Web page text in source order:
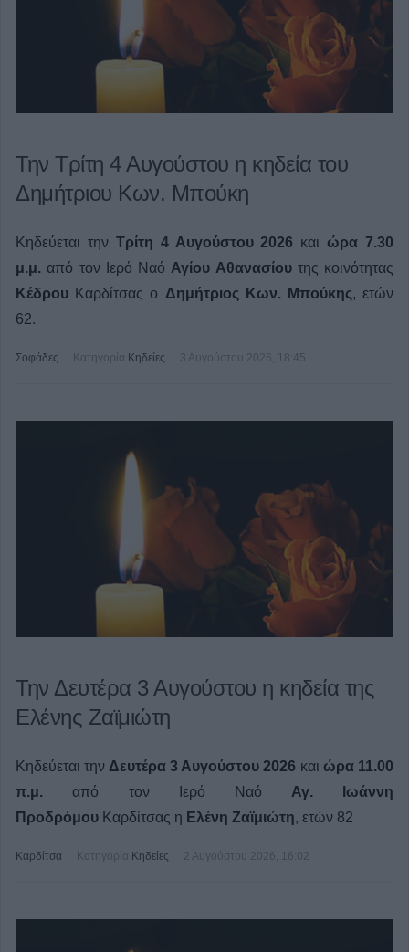
Την Τρίτη 4 Αυγούστου η κηδεία του
Δημήτριου Κων. Μπούκη
Κηδεύεται την Τρίτη 4 Αυγούστου 2026 και ώρα 7.30
μ.μ. από τον Ιερό Ναό Αγίου Αθανασίου της κοινότητας
Κέδρου Καρδίτσας ο Δημήτριος Κων. Μπούκης, ετών
62.
Σοφάδες Κατηγορία Κηδείες 3 Αυγούστου 2026, 18:45
Την Δευτέρα 3 Αυγούστου η κηδεία της
Ελένης Ζαϊμιώτη
Κηδεύεται την Δευτέρα 3 Αυγούστου 2026 και ώρα 11.00
π.μ. από τον Ιερό Ναό Αγ. Ιωάννη
Προδρόμου Καρδίτσας η Ελένη Ζαϊμιώτη, ετών 82
Καρδίτσα Κατηγορία Κηδείες 2 Αυγούστου 2026, 16:02